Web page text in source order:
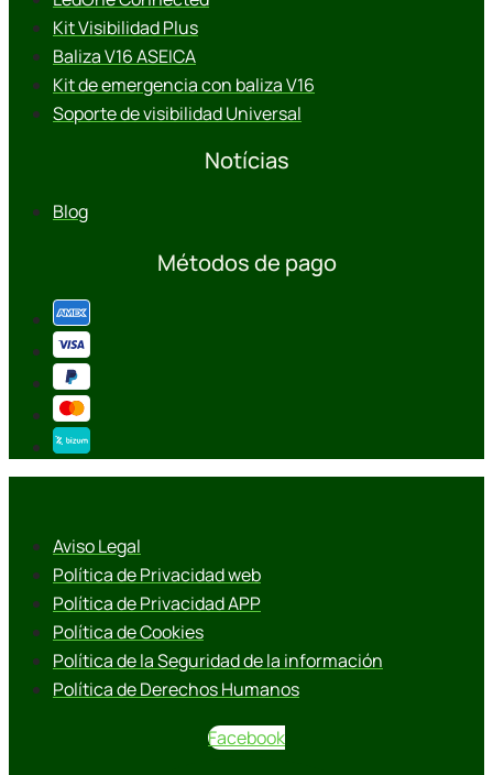
Kit Visibilidad Plus
Baliza V16 ASEICA
Kit de emergencia con baliza V16
Soporte de visibilidad Universal
Notícias
Blog
Métodos de pago
Aviso Legal
Política de Privacidad web
Política de Privacidad APP
Política de Cookies
Política de la Seguridad de la información
Política de Derechos Humanos
Facebook